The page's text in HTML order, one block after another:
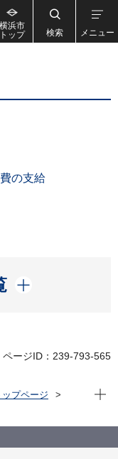
横浜市
トップ
検索 メニュー
の支給
ページID：239-793-565
プページ
のサービス
活用具
現在